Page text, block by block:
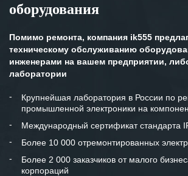
готовность помочь в
Мы высоко ценим
и доверительные
отношения и
«Инженерной
лет успеха и
оборудования
Помимо ремонта, компания ik555
техническому обслуживанию
инженерами на вашем предприятии,
лаборатории
Крупнейшая лаборатория в России по
промышленной электроники на
Международный сертификат стандарта
Более 10 000 отремонтированных
Более 2 000 заказчиков от малого
корпораций